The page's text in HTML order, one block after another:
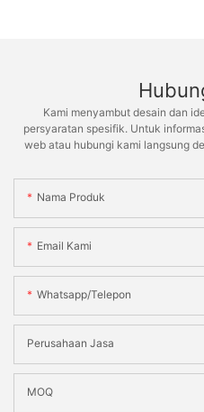
Kami menyambut desain dan
persyaratan spesifik. Untuk
web atau hubungi kami langsung
Nama Produk
Email Kami
Whatsapp/telepon
Perusahaan Jasa
MOQ